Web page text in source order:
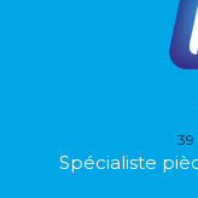
39
Spécialiste